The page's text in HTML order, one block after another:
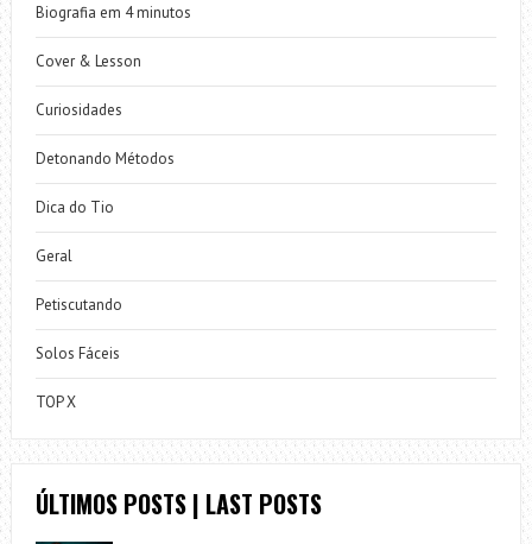
Biografia em 4 minutos
Cover & Lesson
Curiosidades
Detonando Métodos
Dica do Tio
Geral
Petiscutando
Solos Fáceis
TOP X
ÚLTIMOS POSTS | LAST POSTS